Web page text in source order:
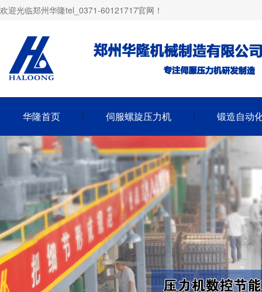
欢迎光临郑州华隆tel_0371-60121717官网！
华隆首页 伺服螺旋压力机 锻造自动